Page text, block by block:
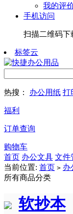
我的评
手机访问
扫描二维码下
标签云
热搜： 办公用纸 打
福利
订单查询
购物车
首页 办公文具 文件
当前位置: 首页 > 办
所有商品分类
软抄本